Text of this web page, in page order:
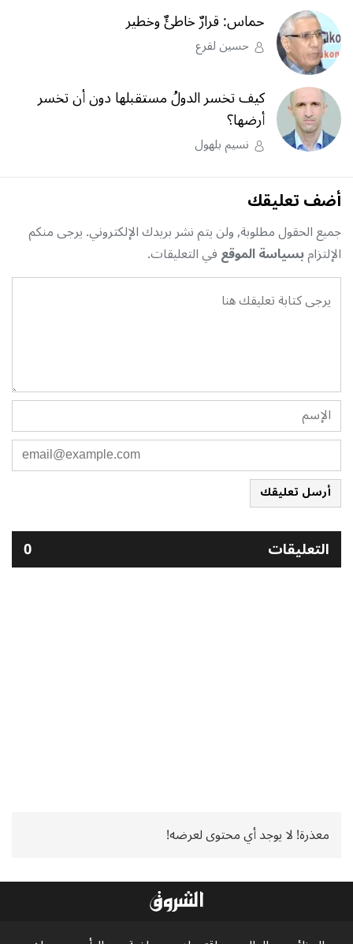
حماس: قرارٌ خاطئٌ وخطير
حسين لقرع
كيف تخسر الدولُ مستقبلها دون أن تخسر
أرضها؟
نسيم بلهول
أضف تعليقك
جميع الحقول مطلوبة, ولن يتم نشر بريدك الإلكتروني. يرجى منكم
الإلتزامبسياسة الموقعفي التعليقات.
أرسل تعليقك
التعليقات 0
معذرة! لا يوجد أي محتوى لعرضه!